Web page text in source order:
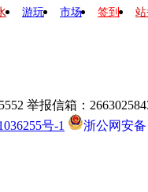
游玩 市场 签到
举报信箱：
号-1 浙公网安备